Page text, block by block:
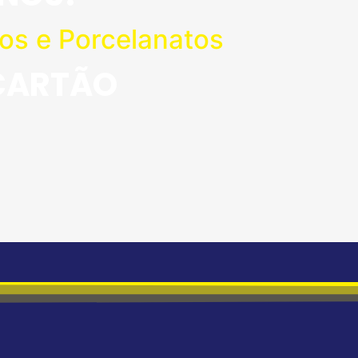
e Porcelanatos